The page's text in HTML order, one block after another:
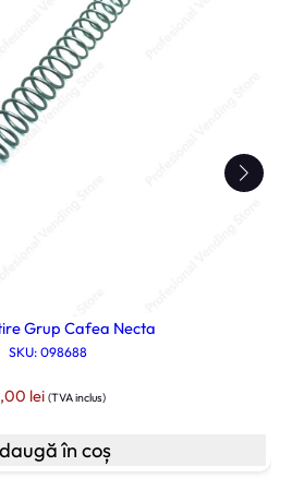
Grup Cafea Necta
SKU: 098688
lei (TVA inclus)
în coș